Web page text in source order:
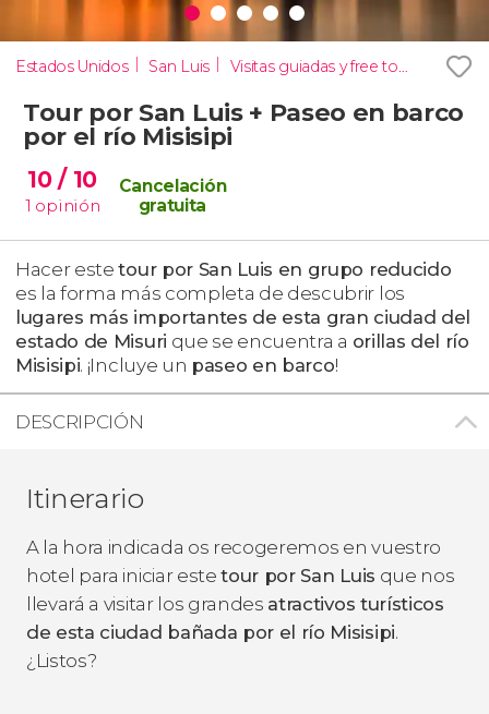
Estados Unidos San Luis Visitas guiadas y free tours
Tour por San Luis + Paseo en barco
por el río Misisipi
10/ 10
1 opinión
Cancelación
gratuita
Hacer estetour por San Luis en grupo reducido
es la forma más completa de descubrir los
lugares más importantes de esta gran ciudad del
estado de Misuri que se encuentra a orillas del río
Misisipi. ¡Incluye un paseo en barco!
DESCRIPCIÓN
Itinerario
A la hora indicada os recogeremos en vuestro
hotel para iniciar estetour por San Luis que nos
llevará a visitar los grandes atractivos turísticos
de esta ciudad bañada por el río Misisipi.
¿Listos?